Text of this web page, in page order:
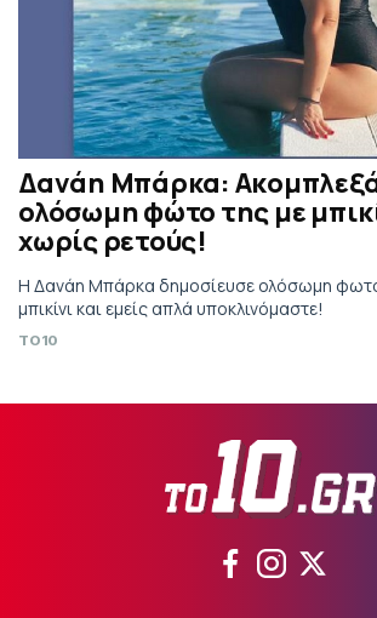
Δανάη Μπάρκα:
ολόσωμη φώτο της με
χωρίς ρετούς!
Η Δανάη Μπάρκα δημοσίευσε ολόσωμη
μπικίνι και εμείς απλά υποκλινόμαστε!
TO10